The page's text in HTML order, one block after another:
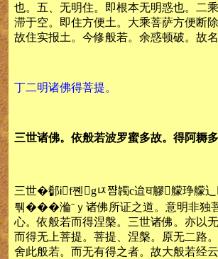
也。五、无明住。即根本无明惑也。二
滞于空。即住方便土。大乘菩萨方便断
故住实报土。今修般若。余惑顿破。故名
丁二明诸佛得菩提。
三世诸佛。依般若波罗蜜多故。得阿耨
三世�࣏郩Ꭵf쪤gﾥ쨤韣c迨ਥ䚧艨琤艨辶ţ¨ﯨ耧䡤芦���
퉦���溣ˉｙ诸佛所证之道。意明非独
心。依般若而得涅槃。三世诸佛。亦以
而得无上菩提。菩提、涅槃。原无二路
舍此般若。而无有得之者。故大般若经